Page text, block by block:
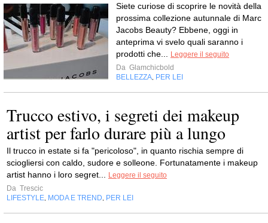
Siete curiose di scoprire le novità della
prossima collezione autunnale di Marc
Jacobs Beauty? Ebbene, oggi in
anteprima vi svelo quali saranno i
prodotti che...
Leggere il seguito
Da Glamchicbold
BELLEZZA PER LEI
Trucco estivo, i segreti dei makeup
artist per farlo durare più a lungo
Il trucco in estate si fa "pericoloso", in quanto rischia sempre di
sciogliersi con caldo, sudore e solleone. Fortunatamente i makeup
artist hanno i loro segret...
Leggere il seguito
Da Trescic
LIFESTYLE MODA E TREND PER LEI